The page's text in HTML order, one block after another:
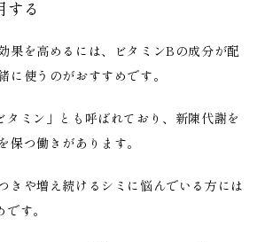
る
果を高めるには、ビタミンBの成分が配
に使うのがおすすめです。
タミン」とも呼ばれており、新陳代謝を
保つ働きがあります。
きや増え続けるシミに悩んでいる方には
す。